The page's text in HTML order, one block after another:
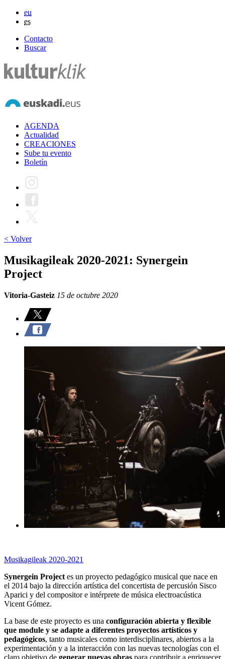
eu
es
Contacto
Buscar
AGENDA
Actualidad
CREACIONES
Sube tu evento
Boletín
< Volver
Musikagileak 2020-2021: Synergein
Project
Vitoria-Gasteiz 15 de octubre 2020
Musikagileak 2020-2021
Synergein Project es un proyecto pedagógico musical que nace en
el 2014 bajo la dirección artística del concertista de percusión Sisco
Aparici y del compositor e intérprete de música electroacústica
Vicent Gómez.
La base de este proyecto es una configuración abierta y flexible
que module y se adapte a diferentes proyectos artísticos y
pedagógicos, tanto musicales como interdisciplinares, abiertos a la
experimentación y a la interacción con las nuevas tecnologías con el
claro objetivo de generar nuevas obras para contribuir a enriquecer